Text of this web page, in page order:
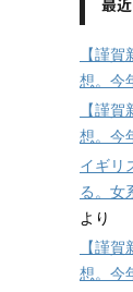
最
【謹
想。今
【謹
想。今
イギリ
る。女
より
【謹
想。今